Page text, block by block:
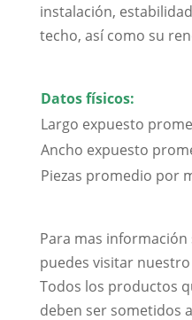
instalación,
techo, así como su
Datos físicos:
Largo expuesto
Ancho expuesto
Piezas promedio por
Para mas información
puedes visitar
Todos los productos
deben ser sometidos